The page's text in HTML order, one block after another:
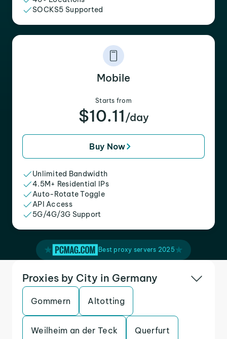
SOCKS5 Supported
Mobile
Starts from
$10.11 /day
Buy Now
Unlimited Bandwidth
4.5M+ Residential IPs
Auto-Rotate Toggle
API Access
5G/4G/3G Support
Best proxy servers 2025
Proxies by City in Germany
Gommern Altotting
Weilheim an der Teck Querfurt